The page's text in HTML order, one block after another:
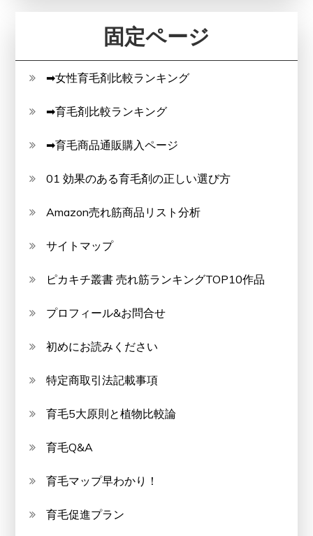
固定ページ
➡女性育毛剤比較ランキング
➡育毛剤比較ランキング
➡育毛商品通販購入ページ
01 効果のある育毛剤の正しい選び方
Amazon売れ筋商品リスト分析
サイトマップ
ピカキチ叢書 売れ筋ランキングTOP10作品
プロフィール&お問合せ
初めにお読みください
特定商取引法記載事項
育毛5大原則と植物比較論
育毛Q&A
育毛マップ早わかり！
育毛促進プラン